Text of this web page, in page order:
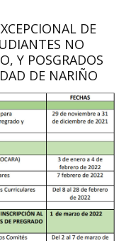
DE
NO
Y POSGRADOS
DE NARIÑO